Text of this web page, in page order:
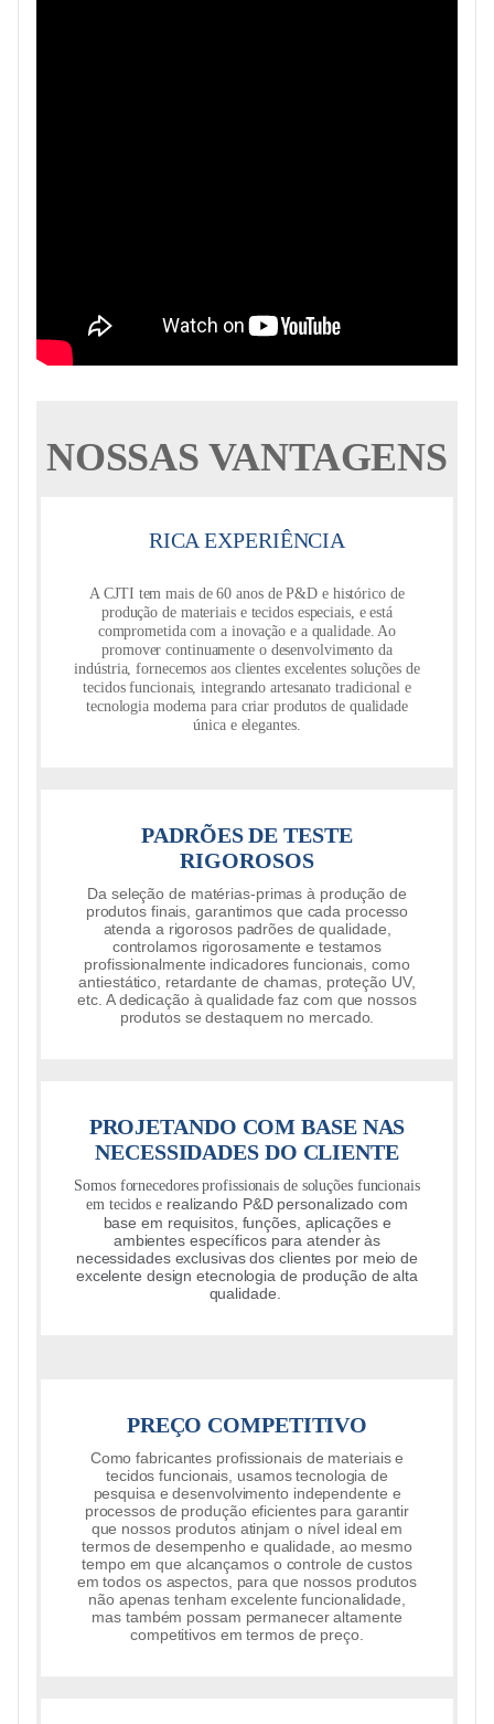
NOSSAS VANTAGENS
RICA EXPERIÊNCIA
A CJTI tem mais de 60 anos de P&D e histórico de
produção de materiais e tecidos especiais, e está
comprometida com a inovação e a qualidade. Ao
promover continuamente o desenvolvimento da
indústria, fornecemos aos clientes excelentes soluções de
tecidos funcionais, integrando artesanato tradicional e
tecnologia moderna para criar produtos de qualidade
única e elegantes.
PADRÕES DE TESTE
RIGOROSOS
Da seleção de matérias-primas à produção de
produtos finais, garantimos que cada processo
atenda a rigorosos padrões de qualidade,
controlamos rigorosamente e testamos
profissionalmente indicadores funcionais, como
antiestático, retardante de chamas, proteção UV,
etc. A dedicação à qualidade faz com que nossos
produtos se destaquem no mercado.
PROJETANDO COM BASE NAS
NECESSIDADES DO CLIENTE
Somos fornecedores profissionais de soluções funcionais
em tecidos e realizando P&D personalizado com
base em requisitos, funções, aplicações e
ambientes específicos para atender às
necessidades exclusivas dos clientes por meio de
excelente design etecnologia de produção de alta
qualidade.
PREÇO COMPETITIVO
Como fabricantes profissionais de materiais e
tecidos funcionais, usamos tecnologia de
pesquisa e desenvolvimento independente e
processos de produção eficientes para garantir
que nossos produtos atinjam o nível ideal em
termos de desempenho e qualidade, ao mesmo
tempo em que alcançamos o controle de custos
em todos os aspectos, para que nossos produtos
não apenas tenham excelente funcionalidade,
mas também possam permanecer altamente
competitivos em termos de preço.